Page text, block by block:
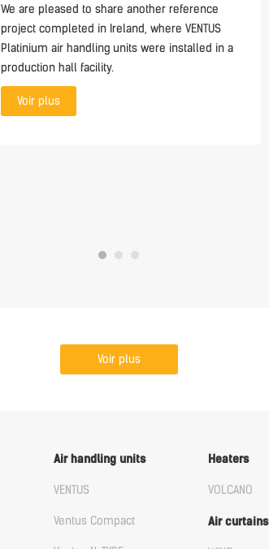
We are pleased to share another reference
project completed in Ireland, where VENTUS
Platinium air handling units were installed in a
production hall facility.
Voir plus
Voir plus
Air handling units
VENTUS
Ventus Compact
Heaters
VOLCANO
Air curtains